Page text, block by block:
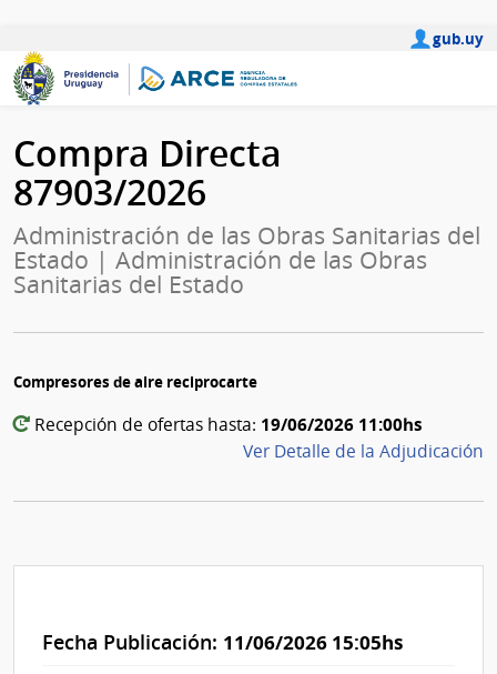
gub.uy
Compra Directa
87903/2026
Administración de las Obras Sanitarias del
Estado | Administración de las Obras
Sanitarias del Estado
Compresores de aire reciprocarte
Recepción de ofertas hasta: 19/06/2026 11:00hs
Ver Detalle de la Adjudicación
Fecha Publicación: 11/06/2026 15:05hs